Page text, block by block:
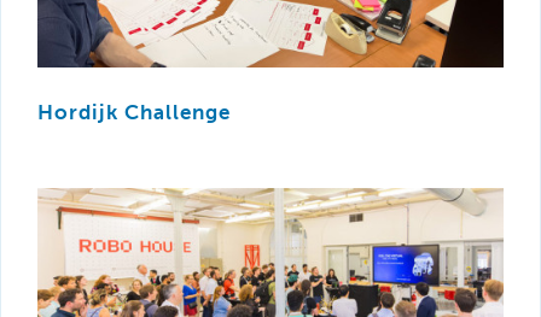
Hordijk Challenge